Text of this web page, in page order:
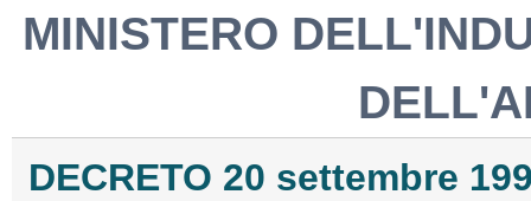
MINISTERO
DECRETO 20 settembre